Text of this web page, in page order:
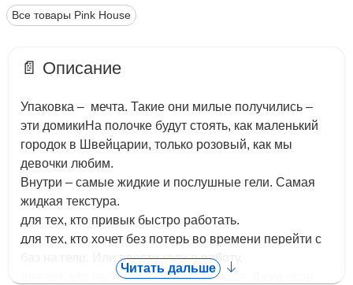
Все товары Pink House
📄 Описание
Упаковка – мечта. Такие они милые получились –
эти домикиНа полочке будут стоять, как маленький
городок в Швейцарии, только розовый, как мы
девочки любим.
Внутри – самые жидкие и послушные гели. Самая
жидкая текстура.
для тех, кто привык быстро работать.
для тех, кто хочет без потерь во времени перейти с
баз на гели. Или ввести гели в работу.
для тех, кто любит минимальный опил. Даже если
Читать дальше